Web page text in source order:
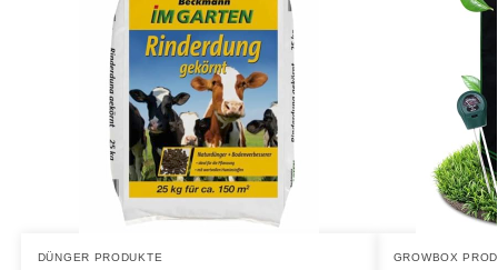
DÜNGER PRODUKTE GROWBOX